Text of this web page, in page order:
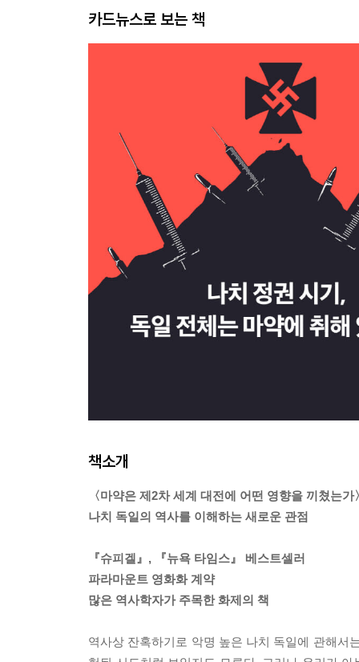
카드뉴스로 보는 책
책소개
〈마약은 제2차 세계 대전에 어떤 영향을 끼쳤는가
나치 독일의 역사를 이해하는 새로운 관점
『슈피겔』, 『뉴욕 타임스』 베스트셀러
파라마운트 영화화 계약
많은 역사학자가 주목한 화제의 책
역사상 잔혹하기로 악명 높은 나치 독일에 관해서